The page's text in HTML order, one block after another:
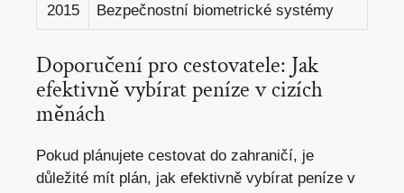
2015 Bezpečnostní biometrické systémy
Doporučení pro cestovatele: Jak
efektivně vybírat peníze v cizích
měnách
Pokud plánujete cestovat do zahraničí, je
důležité mít plán, jak efektivně vybírat peníze v